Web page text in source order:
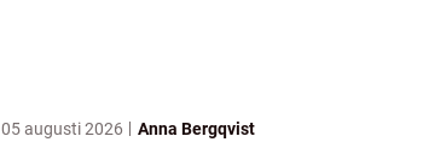
05 augusti 2026 Anna Bergqvist